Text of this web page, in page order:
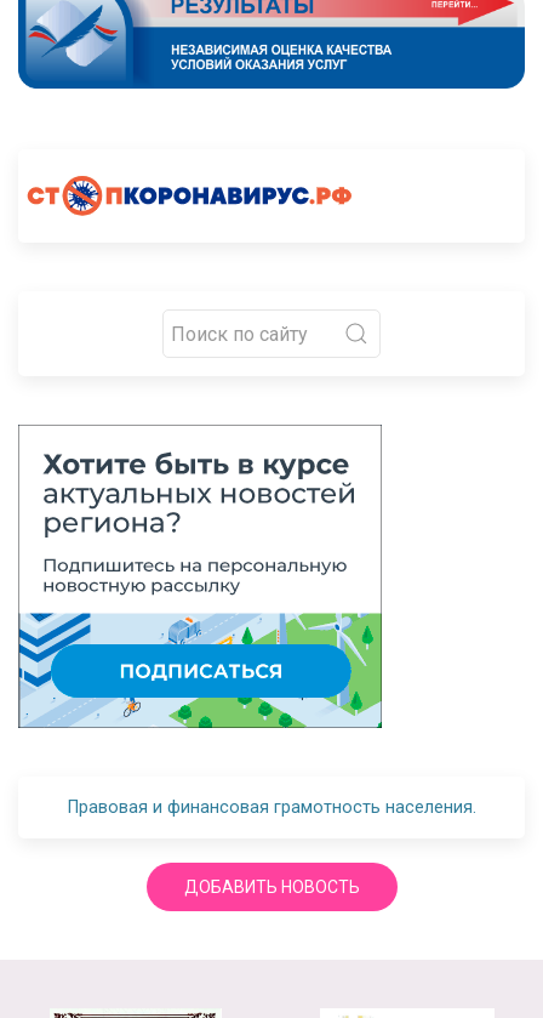
Правовая и финансовая грамотность населения.
ДОБАВИТЬ НОВОСТЬ